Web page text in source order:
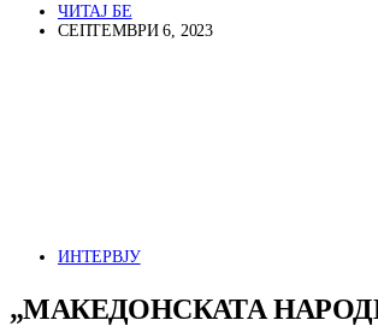
ЧИТАЈ БЕ
СЕПТЕМВРИ 6, 2023
ИНТЕРВЈУ
„МАКЕДОНСКАТА